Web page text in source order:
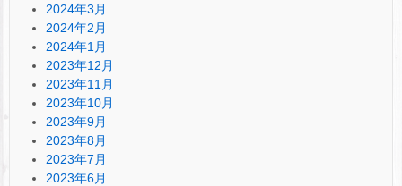
2024年3月
2024年2月
2024年1月
2023年12月
2023年11月
2023年10月
2023年9月
2023年8月
2023年7月
2023年6月